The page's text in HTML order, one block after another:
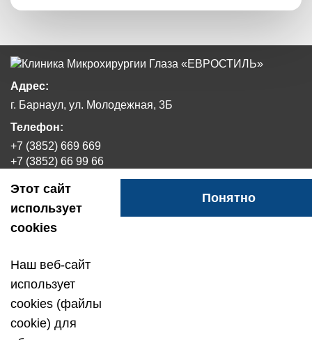
Адрес:
г. Барнаул, ул. Молодежная, 3Б
Телефон:
+7 (3852) 669 669
+7 (3852) 66 99 66
eurostyl-barnaul@mail.ru
Общество с ограниченной ответственностью «Клиника
Этот сайт
использует
cookies
Наш веб-сайт
использует
cookies (файлы
cookie) для
Понятно